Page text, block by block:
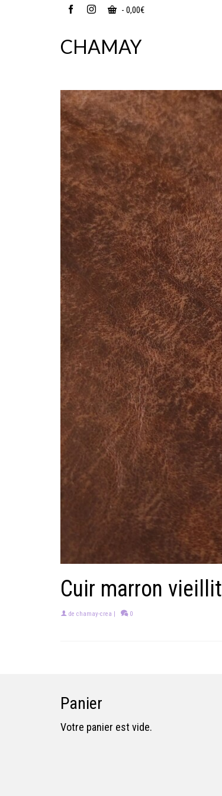
- 0,00€
CHAMAY
Cuir marron vieillit
de chamay-crea | 0
Panier
Votre panier est vide.